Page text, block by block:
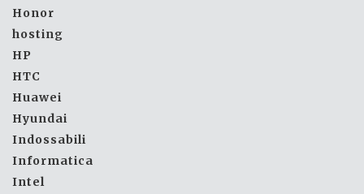
Honor
hosting
HP
HTC
Huawei
Hyundai
Indossabili
Informatica
Intel